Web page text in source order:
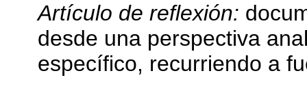
Artículo de reflexión:
desde una perspectiva
específico, recurriendo a